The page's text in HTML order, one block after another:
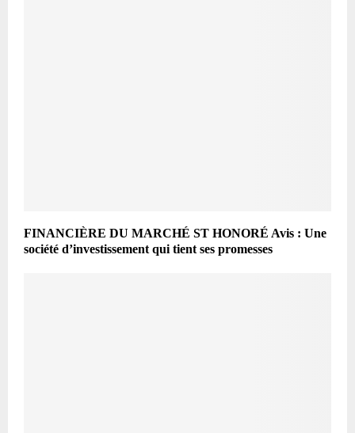
FINANCIÈRE DU MARCHÉ ST HONORÉ Avis : Une
société d’investissement qui tient ses promesses